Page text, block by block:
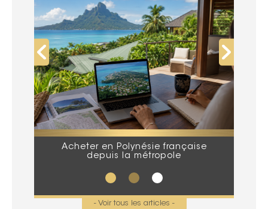
Acheter en Polynésie française
depuis la métropole
- Voir tous les articles -